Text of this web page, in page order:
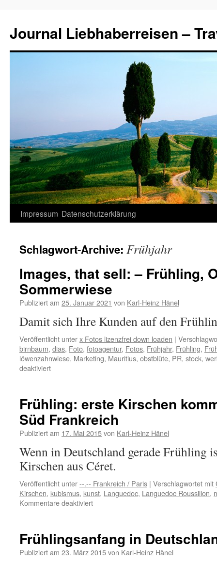
Journal Liebhaberreisen –
Zum
springen
Impressum Datenschutzerklärung
Schlagwort-Archive: Frühjahr
Images, that sell: – Frühling,
Sommerwiese
Publiziert am 25. Januar 2021 von Karl-Heinz Hänel
Damit sich Ihre Kunden auf den
Veröffentlicht unterx Fotos lizenzfrei down loaden |
birnbaum, dias, Foto, fotoagentur, Fotos, Frühjahr, Frühling,
löwenzahnwiese, Marketing, Mauritius, obstblüte, PR, stock,
deaktiviertfür
Frühling,
Obstbaumblüte,
Sommerwiese
Frühling: erste Kirschen
Süd Frankreich
Publiziert am 17. Mai 2015von Karl-Heinz Hänel
Wenn in Deutschland gerade Frühling
Kirschen aus Céret.
Veröffentlicht unter--.-- Frankreich / Paris | Verschlagwortet mit
Kirschen, kubismus, kunst, Languedoc, Languedoc Roussillon,
Kommentare deaktiviertfür
kommen
aus
Frühlingsanfang in
Publiziert am 23. März 2015von Karl-Heinz Hänel